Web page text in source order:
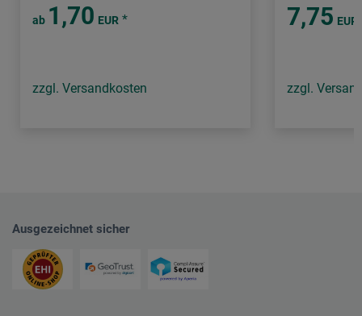
ab 1,70 EUR *
zzgl. Versandkosten
7,75 EUR
zzgl.
Ausgezeichnet sicher